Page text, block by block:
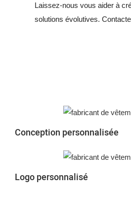
Laissez-nous vous aider à
solutions évolutives.
Conception personnalisée
Logo personnalisé